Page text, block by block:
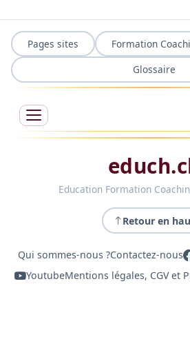
Pages sites Formation
Glossaire
Education Formation
Retour en
Qui sommes-nous ?Contactez-nous
YoutubeMentions légales, CGV et